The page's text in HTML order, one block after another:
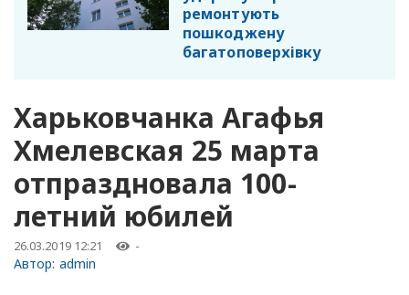
ремонтують
пошкоджену
багатоповерхівку
Харьковчанка Агафья
Хмелевская 25 марта
отпраздновала 100-
летний юбилей
26.03.2019 12:21 -
Автор: admin